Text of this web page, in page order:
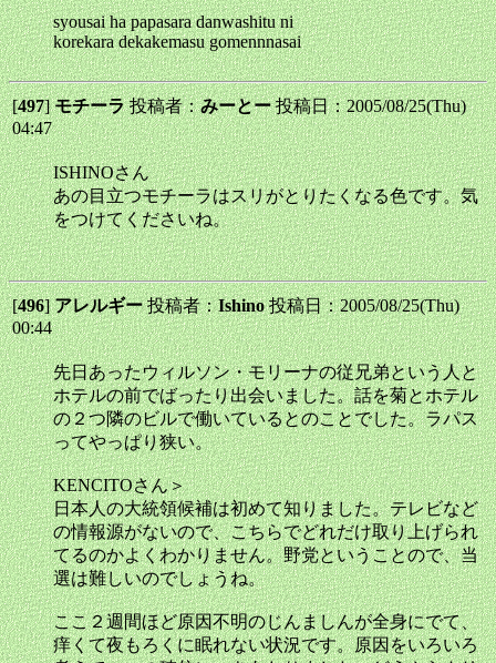
syousai ha papasara danwashitu ni
korekara dekakemasu gomennnasai
[497]モチーラ投稿者：みーとー投稿日：2005/08/25(Thu)
04:47
ISHINOさん
あの目立つモチーラはスリがとりたくなる色です。気
をつけてくださいね。
[496]アレルギー投稿者：Ishino投稿日：2005/08/25(Thu)
00:44
先日あったウィルソン・モリーナの従兄弟という人と
ホテルの前でばったり出会いました。話を菊とホテル
の２つ隣のビルで働いているとのことでした。ラパス
ってやっぱり狭い。
KENCITOさん＞
日本人の大統領候補は初めて知りました。テレビなど
の情報源がないので、こちらでどれだけ取り上げられ
てるのかよくわかりません。野党ということので、当
選は難しいのでしょうね。
ここ２週間ほど原因不明のじんましんが全身にでて、
痒くて夜もろくに眠れない状況です。原因をいろいろ